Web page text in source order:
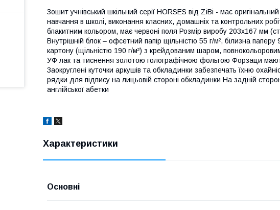
Зошит учнівський шкільний серії HORSES від ZiBi - має
навчання в школі, виконання класних, домашніх та контрольних
блакитним кольором, має червоні поля Розмір виробу 203х167 мм
Внутрішній блок – офсетний папір щільністю 55 г/м², білизна
картону (щільністю 190 г/м²) з крейдованим шаром,
УФ лак та тиснення золотою голографічною фольгою Форзаци
Заокруглені куточки аркушів та обкладинки забезпечать їхню
рядки для підпису на лицьовій стороні обкладинки На задній
англійської абетки
Характеристики
Основні